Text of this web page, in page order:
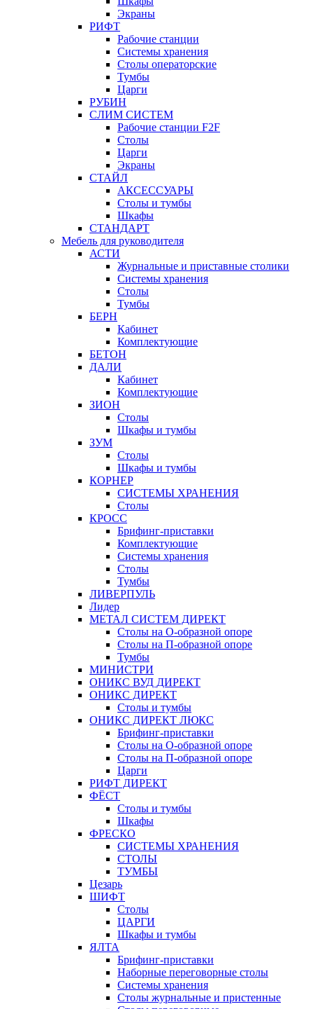
Экраны
РИФТ
Рабочие станции
Системы хранения
Столы операторские
Тумбы
Царги
РУБИН
СЛИМ СИСТЕМ
Рабочие станции F2F
Столы
Царги
Экраны
СТАЙЛ
АКСЕССУАРЫ
Столы и тумбы
Шкафы
СТАНДАРТ
Мебель для руководителя
АСТИ
Журнальные и приставные столики
Системы хранения
Столы
Тумбы
БЕРН
Кабинет
Комплектующие
БЕТОН
ДАЛИ
Кабинет
Комплектующие
ЗИОН
Столы
Шкафы и тумбы
ЗУМ
Столы
Шкафы и тумбы
КОРНЕР
СИСТЕМЫ ХРАНЕНИЯ
Столы
КРОСС
Брифинг-приставки
Комплектующие
Системы хранения
Столы
Тумбы
ЛИВЕРПУЛЬ
Лидер
МЕТАЛ СИСТЕМ ДИРЕКТ
Столы на О-образной опоре
Столы на П-образной опоре
Тумбы
МИНИСТРИ
ОНИКС ВУД ДИРЕКТ
ОНИКС ДИРЕКТ
Столы и тумбы
ОНИКС ДИРЕКТ ЛЮКС
Брифинг-приставки
Столы на О-образной опоре
Столы на П-образной опоре
Царги
РИФТ ДИРЕКТ
ФЁСТ
Столы и тумбы
Шкафы
ФРЕСКО
СИСТЕМЫ ХРАНЕНИЯ
СТОЛЫ
ТУМБЫ
Цезарь
ШИФТ
Столы
ЦАРГИ
Шкафы и тумбы
ЯЛТА
Брифинг-приставки
Наборные переговорные столы
Системы хранения
Столы журнальные и пристенные